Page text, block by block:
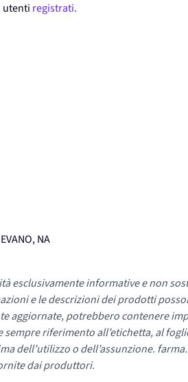
utenti registrati.
NA
esclusivamente informative e non
e le descrizioni dei prodotti
aggiornate, potrebbero contenere
riferimento all’etichetta, al
dell’utilizzo o dell’assunzione.
dai produttori.